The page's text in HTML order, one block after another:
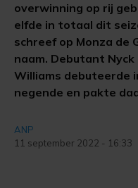
overwinning op rij
elfde in totaal dit
schreef op Monza de
naam. Debutant
Williams debuteerde
negende en pakte
ANP
11 september 2022 - 16:33